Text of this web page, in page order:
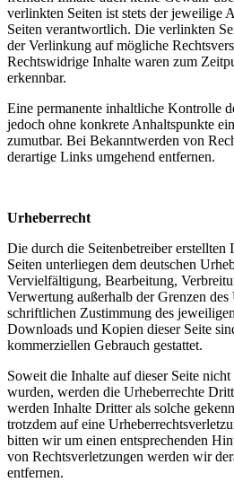
verlinkten Seiten ist stets der jeweilige
Seiten verantwortlich. Die verlinkten
der Verlinkung auf mögliche
Rechtswidrige Inhalte waren zum
erkennbar.
Eine permanente inhaltliche Kontrolle
jedoch ohne konkrete Anhaltspunkte
zumutbar. Bei Bekanntwerden von
derartige Links umgehend entfernen.
Urheberrecht
Die durch die Seitenbetreiber erstellten
Seiten unterliegen dem deutschen
Vervielfältigung, Bearbeitung,
Verwertung außerhalb der Grenzen
schriftlichen Zustimmung des
Downloads und Kopien dieser Seite
kommerziellen Gebrauch gestattet.
Soweit die Inhalte auf dieser Seite
wurden, werden die Urheberrechte
werden Inhalte Dritter als solche
trotzdem auf eine
bitten wir um einen entsprechenden
von Rechtsverletzungen werden wir
entfernen.